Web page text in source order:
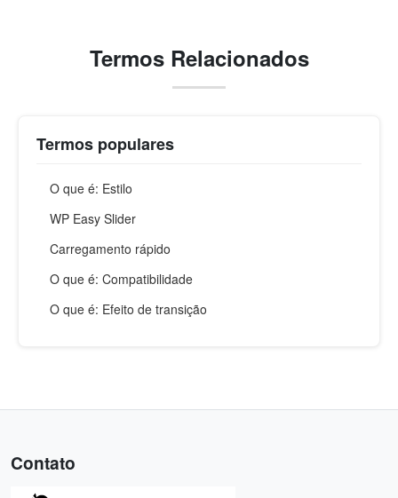
Termos Relacionados
Termos populares
O que é: Estilo
WP Easy Slider
Carregamento rápido
O que é: Compatibilidade
O que é: Efeito de transição
Contato